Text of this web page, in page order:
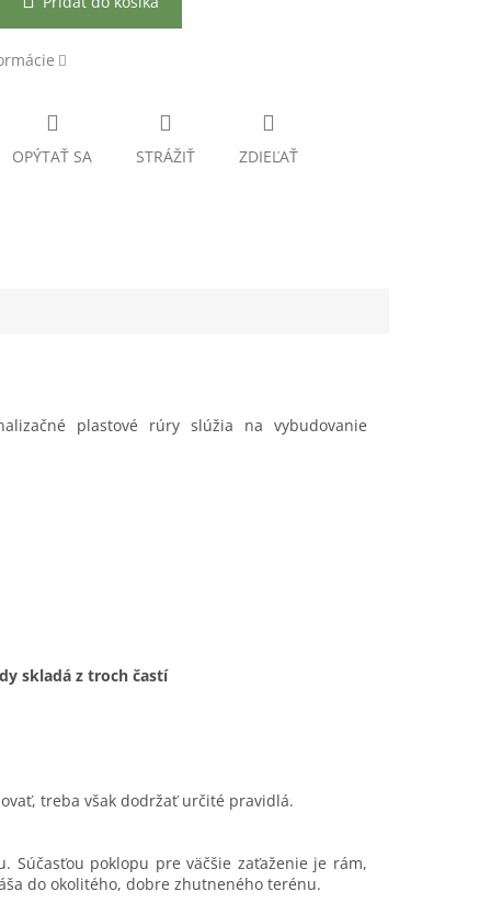
OPÝTAŤ SA STRÁŽIŤ ZDIEĽAŤ
plastové rúry slúžia na vybudovanie
skladá z troch častí
treba však dodržať určité pravidlá.
Súčasťou poklopu pre väčšie zaťaženie je rám,
do okolitého, dobre zhutneného terénu.